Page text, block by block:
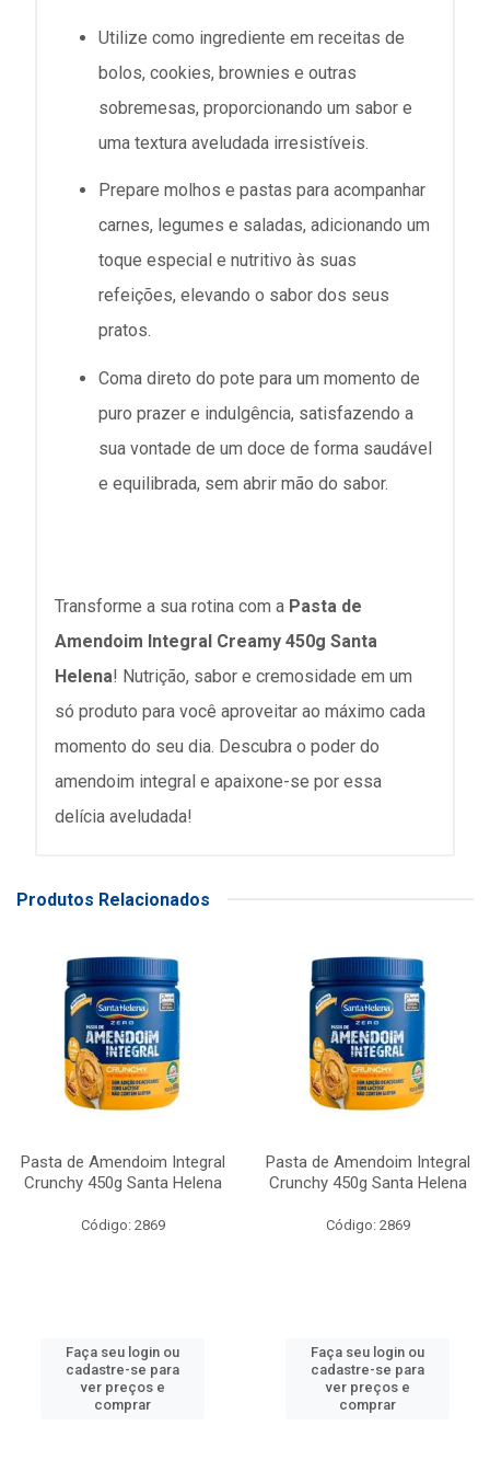
Utilize como ingrediente em receitas de
bolos, cookies, brownies e outras
sobremesas, proporcionando um sabor e
uma textura aveludada irresistíveis.
Prepare molhos e pastas para acompanhar
carnes, legumes e saladas, adicionando um
toque especial e nutritivo às suas
refeições, elevando o sabor dos seus
pratos.
Coma direto do pote para um momento de
puro prazer e indulgência, satisfazendo a
sua vontade de um doce de forma saudável
e equilibrada, sem abrir mão do sabor.
Transforme a sua rotina com a Pasta de
Amendoim Integral Creamy 450g Santa
Helena! Nutrição, sabor e cremosidade em um
só produto para você aproveitar ao máximo cada
momento do seu dia. Descubra o poder do
amendoim integral e apaixone-se por essa
delícia aveludada!
Produtos Relacionados
Pasta de Amendoim Integral
Crunchy 450g Santa Helena
Código: 2869
Faça seu login ou
cadastre-se para
ver preços e
comprar
Pasta de Amendoim Integral
Crunchy 450g Santa Helena
Código: 2869
Faça seu login ou
cadastre-se para
ver preços e
comprar